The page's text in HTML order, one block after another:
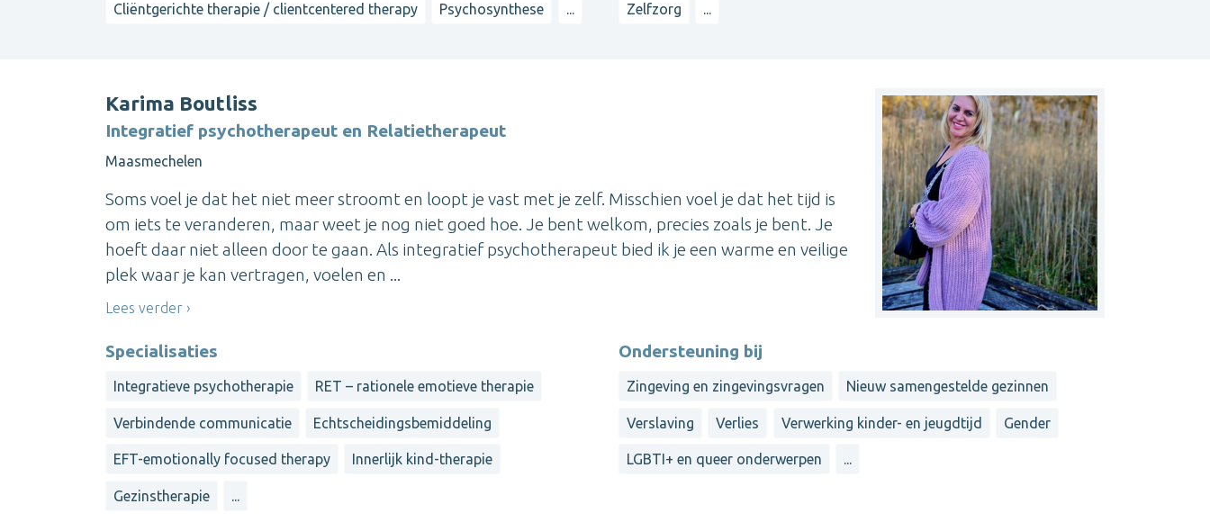
Cliëntgerichte therapie / clientcentered therapy Psychosynthese ... Zelfzorg ...
Karima Boutliss
Integratief psychotherapeut en Relatietherapeut
Maasmechelen
Soms voel je dat het niet meer stroomt en loopt je vast met je zelf. Misschien voel je dat het tijd is
om iets te veranderen, maar weet je nog niet goed hoe. Je bent welkom, precies zoals je bent. Je
hoeft daar niet alleen door te gaan. Als integratief psychotherapeut bied ik je een warme en veilige
plek waar je kan vertragen, voelen en ...
Lees verder
Specialisaties
Integratieve psychotherapie RET – rationele emotieve therapie
Verbindende communicatie Echtscheidingsbemiddeling
EFT-emotionally focused therapy Innerlijk kind-therapie
Gezinstherapie
Ondersteuning bij
Zingeving en zingevingsvragen Nieuw samengestelde gezinnen
Verslaving Verlies Verwerking kinder- en jeugdtijd Gender
LGBTI+ en queer onderwerpen ...